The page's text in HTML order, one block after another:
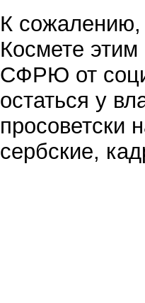
К сожалению,
Космете этим
СФРЮ от
остаться у
просоветски
сербские,